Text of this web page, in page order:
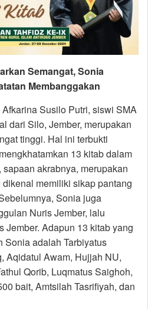
Semangat, Sonia
Membanggakan
Susilo Putri, siswi SMA
dari Silo, Jember, merupakan
tinggi. Hal ini terbukti
13 kitab dalam
akrabnya, merupakan
memiliki sikap pantang
Sonia juga
Nuris Jember, lalu
Jember. Adapun 13 kitab yang
Sonia adalah Tarbiyatus
Aqidatul Awam, Hujjah NU,
Qorib, Luqmatus Saighoh,
bait, Amtsilah Tasrifiyah, dan